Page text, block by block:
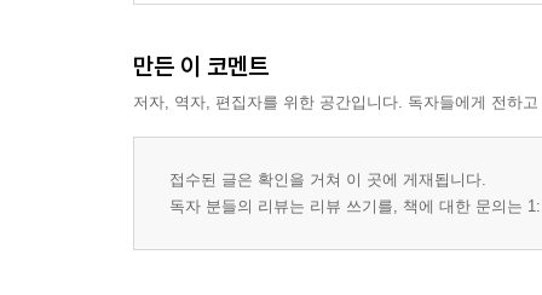
만든 이 코멘트
저자, 역자, 편집자를 위한 공간입니다. 독자들에게 전하
접수된 글은 확인을 거쳐 이 곳에 게재됩니다.
독자 분들의 리뷰는 리뷰 쓰기를, 책에 대한 문의는